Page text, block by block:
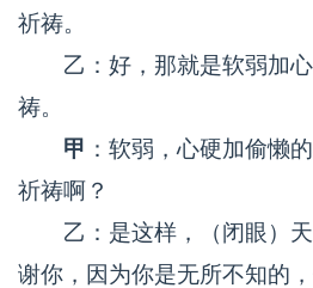
祈祷。
乙：好，那就是软弱加心
祷。
甲 ：软弱，心硬加偷懒
祈祷啊？
乙：是这样，（闭眼）天
谢你，因为你是无所不知的